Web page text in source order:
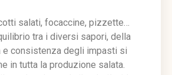
salati, focaccine, pizzette…
tra i diversi sapori, della
e consistenza degli impasti si
in tutta la produzione salata.